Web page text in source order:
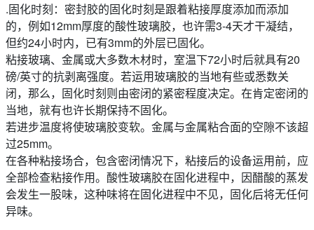
.固化时刻：密封胶的固化时刻是跟着粘接厚度添加而添加
的，例如12mm厚度的酸性玻璃胶，也许需3-4天才干凝结，
但约24小时内，已有3mm的外层已固化。
粘接玻璃、金属或大多数木材时，室温下72小时后就具有20
磅/英寸的抗剥离强度。若运用玻璃胶的当地有些或悉数关
闭，那么，固化时刻则由密闭的紧密程度决定。在肯定密闭的
当地，就有也许长期保持不固化。
若进步温度将使玻璃胶变软。金属与金属粘合面的空隙不该超
过25mm。
在各种粘接场合，包含密闭情况下，粘接后的设备运用前，应
全部检查粘接作用。酸性玻璃胶在固化进程中，因醋酸的蒸发
会发生一股味，这种味将在固化进程中不见，固化后将无任何
异味。